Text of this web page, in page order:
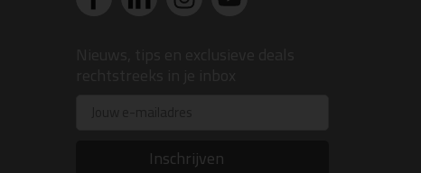
Inschrijven